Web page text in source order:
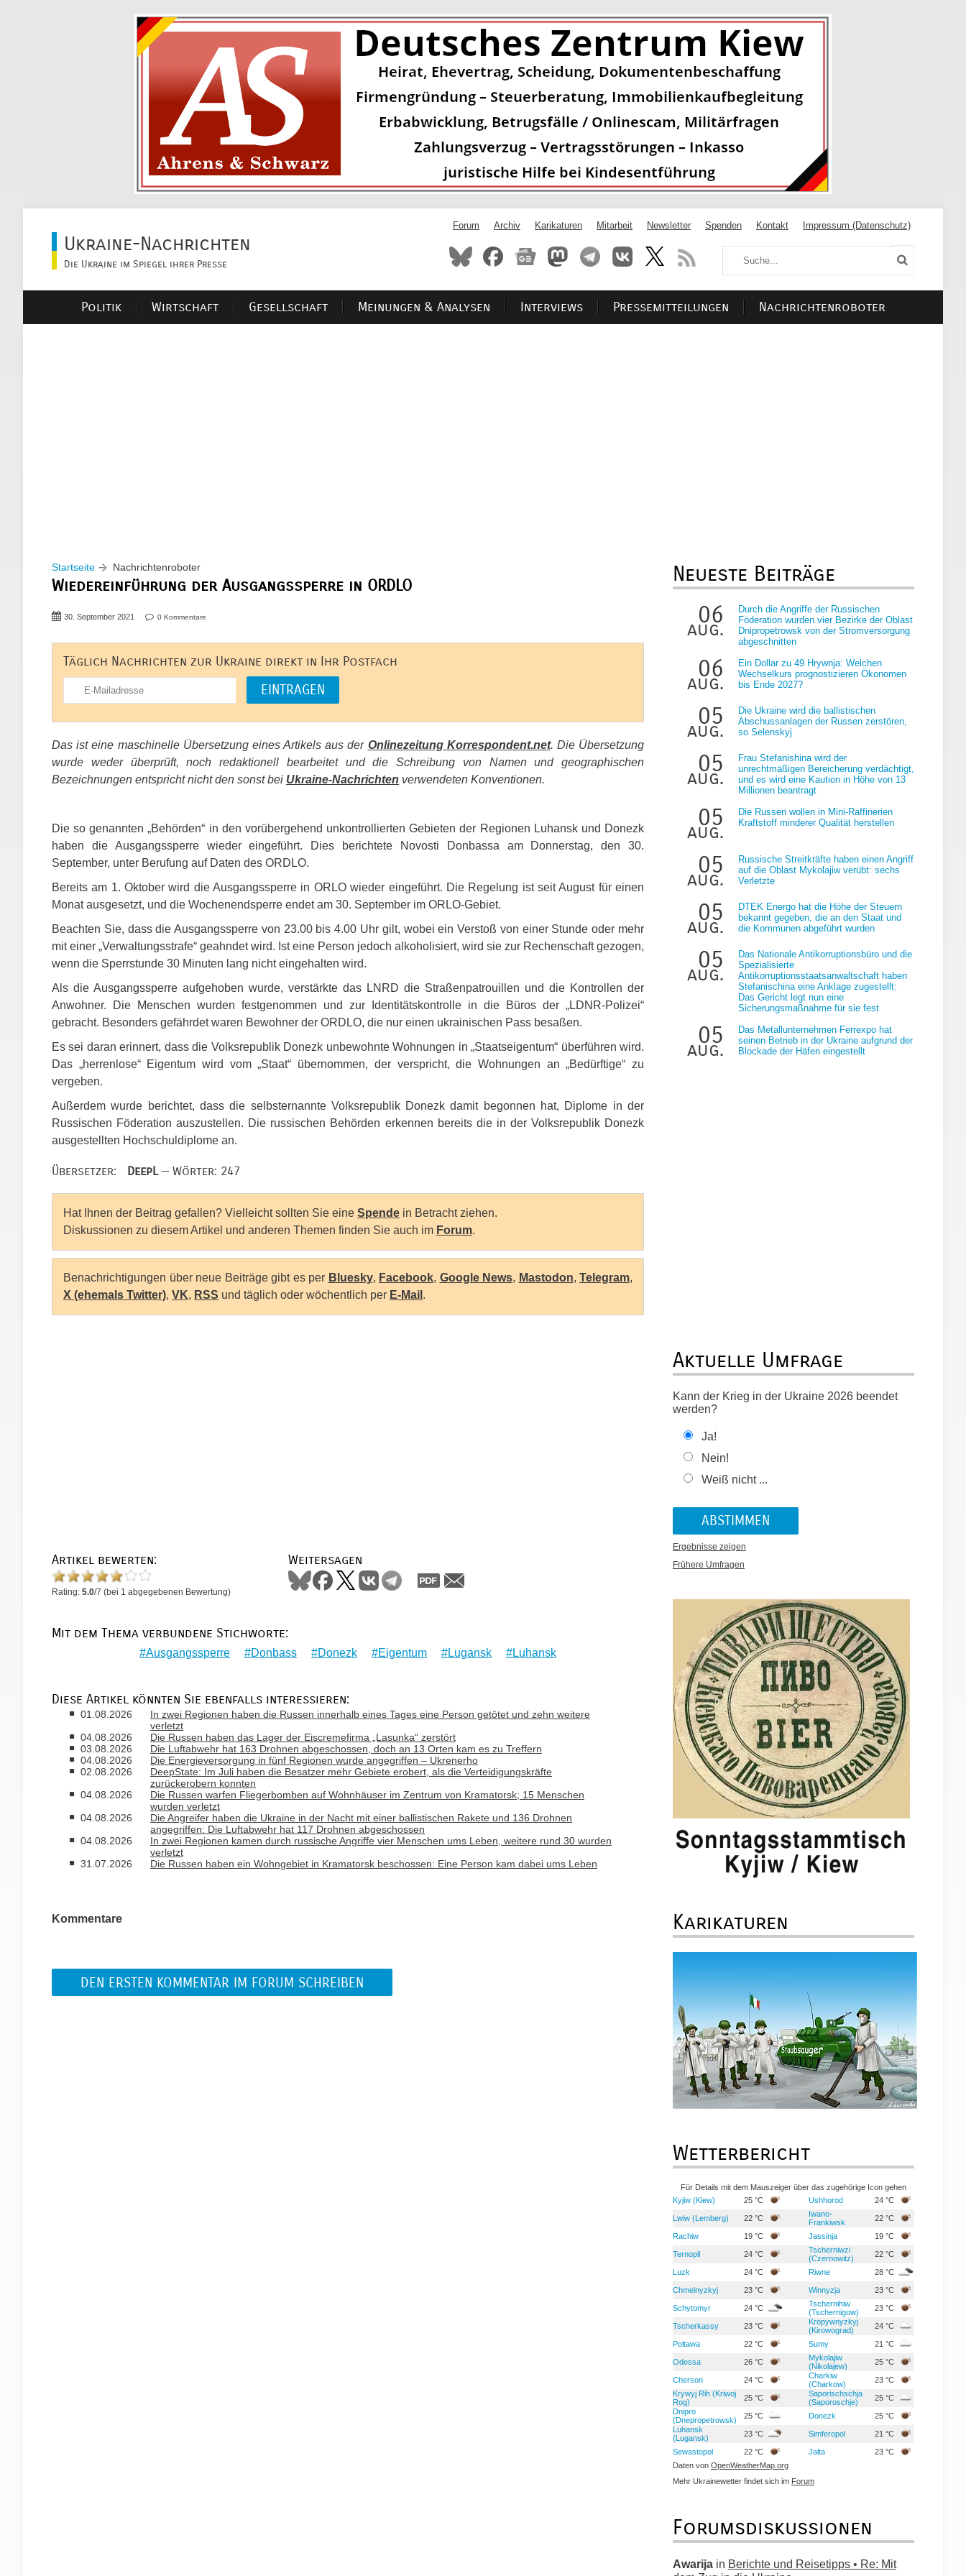
Ukraine-Nachrichten
Die Ukraine im Spiegel ihrer Presse
Forum Archiv Karikaturen Mitarbeit Newsletter Spenden Kontakt Impressum (Datenschutz)
Politik Wirtschaft Gesellschaft Meinungen & Analysen Interviews Pressemitteilungen Nachrichtenroboter
Startseite Nachrichtenroboter
Wiedereinführung der Ausgangssperre in ORDLO
30. September 2021 0 Kommentare
Täglich Nachrichten zur Ukraine direkt in Ihr Postfach
Das ist eine maschinelle Übersetzung eines Artikels aus der Onlinezeitung Korrespondent.net. Die Übersetzung
wurde weder überprüft, noch redaktionell bearbeitet und die Schreibung von Namen und geographischen
Bezeichnungen entspricht nicht den sonst bei Ukraine-Nachrichten verwendeten Konventionen.
Die so genannten „Behörden“ in den vorübergehend unkontrollierten Gebieten der Regionen Luhansk und Donezk
haben die Ausgangssperre wieder eingeführt. Dies berichtete Novosti Donbassa am Donnerstag, den 30.
September, unter Berufung auf Daten des ORDLO.
Bereits am 1. Oktober wird die Ausgangssperre in ORLOwieder eingeführt. Die Regelung ist seit August für einen
Monat ausgesetzt, und die Wochenendsperre endet am 30. September im ORLO-Gebiet.
Beachten Sie, dass die Ausgangssperre von 23.00 bis 4.00 Uhr gilt, wobei ein Verstoß von einer Stunde oder mehr
mit einer „Verwaltungsstrafe“ geahndet wird. Ist eine Person jedoch alkoholisiert, wird sie zur Rechenschaft gezogen,
wenn die Sperrstunde 30 Minuten lang nicht eingehalten wird.
Als die Ausgangssperre aufgehoben wurde, verstärkte das LNRD die Straßenpatrouillen und die Kontrollen der
Anwohner. Die Menschen wurden festgenommen und zur Identitätskontrolle in die Büros der „LDNR-Polizei“
gebracht. Besonders gefährdet waren Bewohner der ORDLO, die nur einen ukrainischen Pass besaßen.
Es sei daran erinnert, dass die Volksrepublik Donezk unbewohnte Wohnungen in „Staatseigentum“ überführen wird.
Das „herrenlose“ Eigentum wird vom „Staat“ übernommen, der verspricht, die Wohnungen an „Bedürftige“ zu
vergeben.
Außerdem wurde berichtet, dass die selbsternannte Volksrepublik Donezk damit begonnen hat, Diplome in der
Russischen Föderation auszustellen. Die russischen Behörden erkennen bereits die in der Volksrepublik Donezk
ausgestellten Hochschuldiplome an.
Übersetzer: DeepL— Wörter: 247
Hat Ihnen der Beitrag gefallen? Vielleicht sollten Sie eine Spende in Betracht ziehen.
Diskussionen zu diesem Artikel und anderen Themen finden Sie auch im Forum.
Benachrichtigungen über neue Beiträge gibt es per Bluesky, Facebook, Google News, Mastodon, Telegram,
X (ehemals Twitter), VK, RSS und täglich oder wöchentlich per E-Mail .
Artikel bewerten:
Rating: 5.0/7 (bei 1 abgegebenen Bewertung)
Weitersagen
Mit dem Thema verbundene Stichworte:
Ausgangssperre Donbass Donezk Eigentum Lugansk Luhansk
Diese Artikel könnten Sie ebenfalls interessieren:
01.08.2026
In zwei Regionen haben die Russen innerhalb eines Tages eine Person getötet und zehn weitere
verletzt
04.08.2026
Die Russen haben das Lager der Eiscremefirma „Lasunka“ zerstört
03.08.2026
Die Luftabwehr hat 163 Drohnen abgeschossen, doch an 13 Orten kam es zu Treffern
04.08.2026
Die Energieversorgung in fünf Regionen wurde angegriffen – Ukrenerho
02.08.2026
DeepState: Im Juli haben die Besatzer mehr Gebiete erobert, als die Verteidigungskräfte
zurückerobern konnten
04.08.2026
Die Russen warfen Fliegerbomben auf Wohnhäuser im Zentrum von Kramatorsk; 15 Menschen
wurden verletzt
04.08.2026
Die Angreifer haben die Ukraine in der Nacht mit einer ballistischen Rakete und 136 Drohnen
angegriffen: Die Luftabwehr hat 117 Drohnen abgeschossen
04.08.2026
In zwei Regionen kamen durch russische Angriffe vier Menschen ums Leben, weitere rund 30 wurden
verletzt
31.07.2026
Die Russen haben ein Wohngebiet in Kramatorsk beschossen: Eine Person kam dabei ums Leben
Kommentare
DEN ERSTEN KOMMENTAR IM FORUM SCHREIBEN
Neueste Beiträge
06
aug.
Durch die Angriffe der Russischen
Föderation wurden vier Bezirke der Oblast
Dnipropetrowsk von der Stromversorgung
abgeschnitten
06
aug.
Ein Dollar zu 49 Hrywnja: Welchen
Wechselkurs prognostizieren Ökonomen
bis Ende 2027?
05
aug.
Die Ukraine wird die ballistischen
Abschussanlagen der Russen zerstören,
so Selenskyj
05
aug.
Frau Stefanishina wird der
unrechtmäßigen Bereicherung verdächtigt,
und es wird eine Kaution in Höhe von 13
Millionen beantragt
05
aug.
Die Russen wollen in Mini-Raffinerien
Kraftstoff minderer Qualität herstellen
05
aug.
Russische Streitkräfte haben einen Angriff
auf die Oblast Mykolajiw verübt: sechs
Verletzte
05
aug.
DTEK Energo hat die Höhe der Steuern
bekannt gegeben, die an den Staat und
die Kommunen abgeführt wurden
05
aug.
Das Nationale Antikorruptionsbüro und die
Spezialisierte
Antikorruptionsstaatsanwaltschaft haben
Stefanischina eine Anklage zugestellt:
Das Gericht legt nun eine
Sicherungsmaßnahme für sie fest
05
aug.
Das Metallunternehmen Ferrexpo hat
seinen Betrieb in der Ukraine aufgrund der
Blockade der Häfen eingestellt
Aktuelle Umfrage
Kann der Krieg in der Ukraine 2026 beendet
werden?
Ja!
Nein!
Weiß nicht ...
Ergebnisse zeigen
Frühere Umfragen
Karikaturen
Wetterbericht
Für Details mit dem Mauszeiger über das zugehörige Icon gehen
Kyjiw (Kiew)
25 °C Ushhorod 24 °C
Lwiw (Lemberg) 22 °C
Iwano-
Frankiwsk
22 °C
Rachiw 19 °C Jassinja 19 °C
Ternopil 24 °C
Tscherniwzi
(Czernowitz)
22 °C
Luzk 24 °C Riwne 28 °C
Chmelnyzkyj 23 °C Winnyzja 23 °C
Schytomyr 24 °C
Tschernihiw
(Tschernigow)
23 °C
Tscherkassy 23 °C
Kropywnyzkyj
(Kirowograd)
24 °C
Poltawa 22 °C Sumy 21 °C
Odessa 26 °C
Mykolajiw
(Nikolajew)
25 °C
Cherson 24 °C
Charkiw
(Charkow)
23 °C
Krywyj Rih (Kriwoj
Rog)
25 °C
Saporischschja
(Saporoschje)
25 °C
Dnipro
(Dnepropetrowsk)
25 °C Donezk
25 °C
Luhansk
(Lugansk)
23 °C Simferopol 21 °C
Sewastopol 22 °C Jalta
23 °C
Daten von OpenWeatherMap.org
Mehr Ukrainewetter findet sich im Forum
Forumsdiskussionen
Awarija in Berichte und Reisetipps • Re: Mit